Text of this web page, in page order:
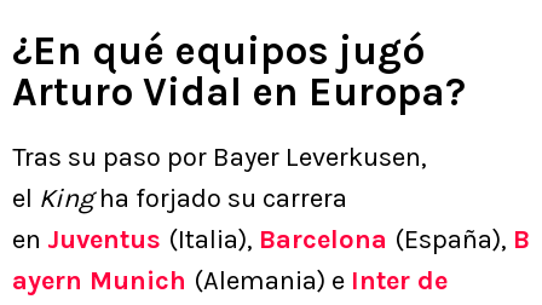
¿En qué equipos jugó
Arturo Vidal en Europa?
Tras su paso por Bayer Leverkusen,
el Kingha forjado su carrera
en Juventus (Italia), Barcelona (España), B
ayern Munich (Alemania) e Inter de